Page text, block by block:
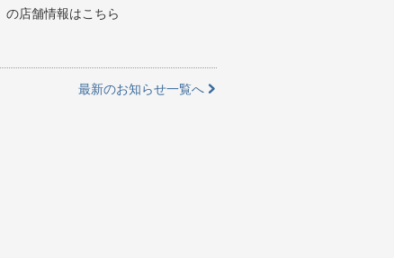
の店舗情報はこちら
最新のお知らせ一覧へ